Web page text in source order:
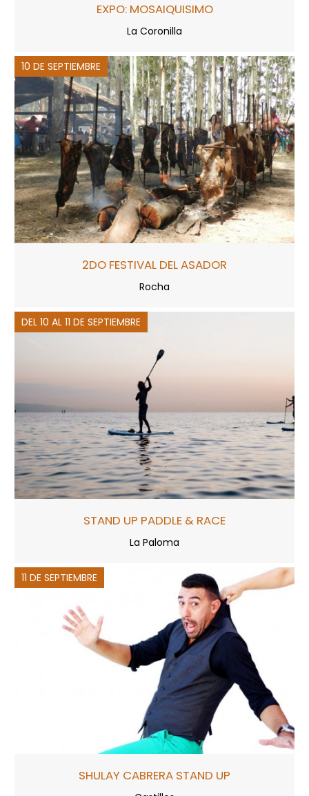
EXPO: MOSAIQUISIMO
La Coronilla
10 DE SEPTIEMBRE
2DO FESTIVAL DEL ASADOR
Rocha
DEL 10 AL 11 DE SEPTIEMBRE
STAND UP PADDLE & RACE
La Paloma
11 DE SEPTIEMBRE
SHULAY CABRERA STAND UP